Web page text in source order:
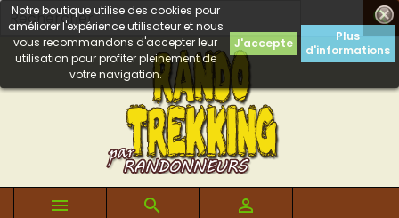

Notre boutique utilise des cookies pour
améliorer l'expérience utilisateur et nous
vous recommandons d'accepter leur
utilisation pour profiter pleinement de
votre navigation.
J'accepte
Plus
d'informations
  